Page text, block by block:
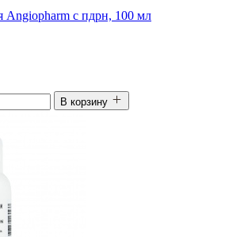
с пдрн, 100 мл
В корзину